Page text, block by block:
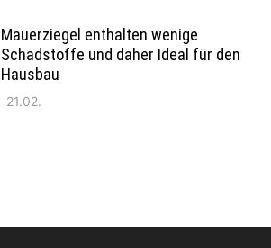
Mauerziegel enthalten wenige
Schadstoffe und daher Ideal für den
Hausbau
21.02.